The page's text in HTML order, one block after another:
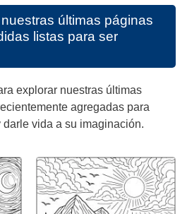
últimas páginas
listas para ser
explorar nuestras últimas
agregadas para
vida a su imaginación.